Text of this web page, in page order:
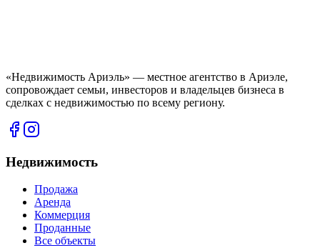
«Недвижимость Ариэль» — местное агентство в Ариэле,
сопровождает семьи, инвесторов и владельцев бизнеса в
сделках с недвижимостью по всему региону.
Недвижимость
Продажа
Аренда
Коммерция
Проданные
Все объекты